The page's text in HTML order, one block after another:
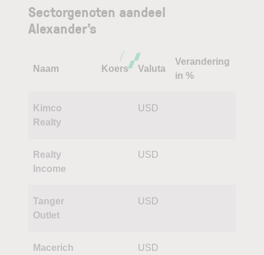
Sectorgenoten aandeel
Alexander's
Naam Koers Valuta
Verandering
in %
Kimco
Realty
USD
Realty
Income
USD
Tanger
Outlet
USD
Macerich USD